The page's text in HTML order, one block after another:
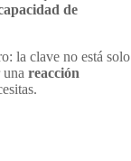
de
la clave no está solo
reacción